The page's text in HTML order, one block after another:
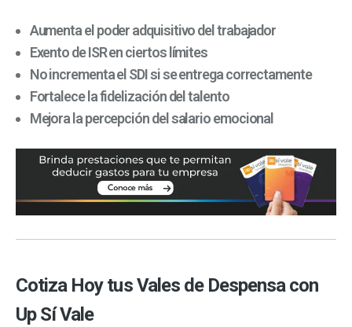
Aumenta el poder adquisitivo del trabajador
Exento de ISR en ciertos límites
No incrementa el SDI si se entrega correctamente
Fortalece la fidelización del talento
Mejora la percepción del salario emocional
Cotiza Hoy tus Vales de Despensa con
Up Sí Vale